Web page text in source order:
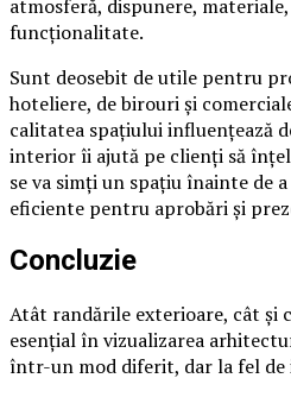
atmosferă, dispunere,
funcționalitate.
Sunt deosebit de utile pentru
hoteliere, de birouri și
calitatea spațiului influențează
interior îi ajută pe clienți să
se va simți un spațiu înainte de
eficiente pentru aprobări și
Concluzie
Atât randările exterioare, cât și
esențial în vizualizarea
într-un mod diferit, dar la fel